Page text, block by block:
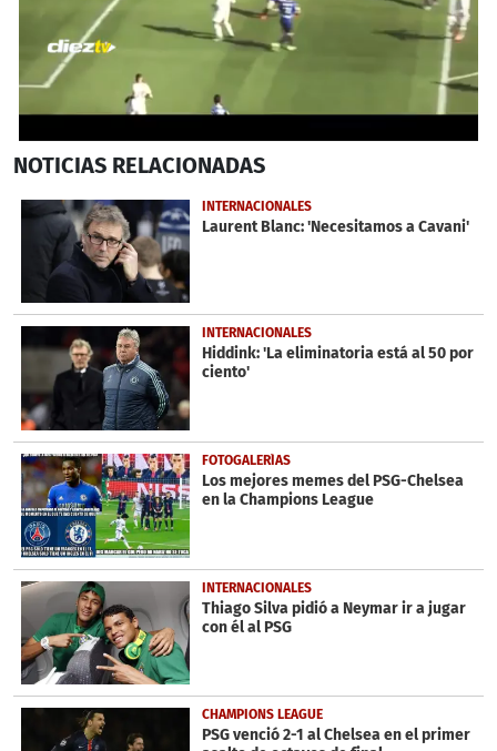
seconds
1
minute,
seconds
NOTICIAS RELACIONADAS
INTERNACIONALES
Laurent Blanc: 'Necesitamos a Cavani'
INTERNACIONALES
Hiddink: 'La eliminatoria está al 50 por
ciento'
FOTOGALERÍAS
Los mejores memes del PSG-Chelsea
en la Champions League
INTERNACIONALES
Thiago Silva pidió a Neymar ir a jugar
con él al PSG
CHAMPIONS LEAGUE
PSG venció 2-1 al Chelsea en el primer